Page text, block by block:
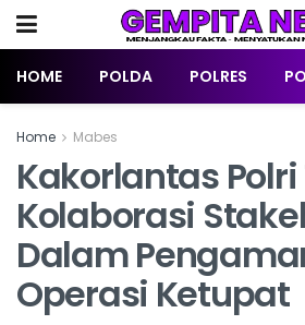
HOME POLDA POLRES
Home Mabes
Kakorlantas
Kolaborasi
Dalam
Operasi Ketupat